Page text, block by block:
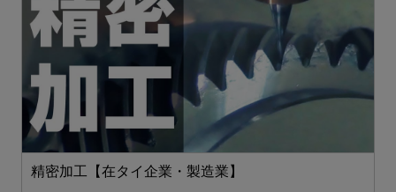
精密加工【在タイ企業・製造業】